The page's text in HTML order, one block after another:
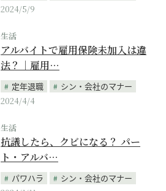
2024/5/9
生活
アルバイトで雇用保険未加入は違
法？｜雇用…
定年退職
シン・会社のマナー
2024/4/4
生活
抗議したら、クビになる？ パー
ト・アルバ…
パワハラ
シン・会社のマナー